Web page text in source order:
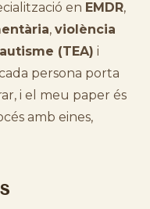
en EMDR,
, violència
autisme (TEA) i
persona porta
i el meu paper és
amb eines,